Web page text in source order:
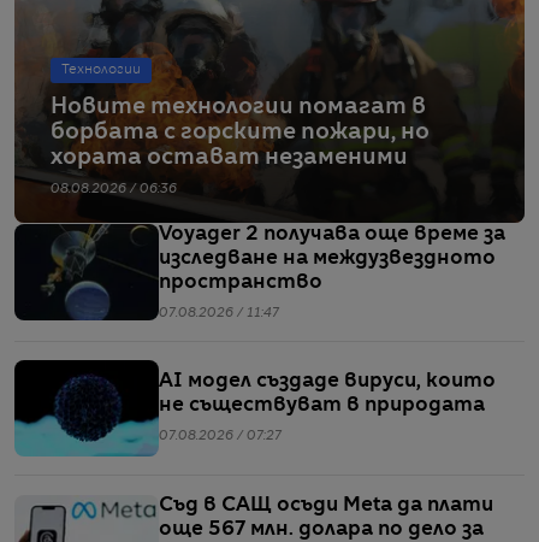
Технологии
Новите технологии помагат в
борбата с горските пожари, но
хората остават незаменими
08.08.2026 / 06:36
Voyager 2 получава още време за
изследване на междузвездното
пространство
07.08.2026 / 11:47
AI модел създаде вируси, които
не съществуват в природата
07.08.2026 / 07:27
Съд в САЩ осъди Meta да плати
още 567 млн. долара по дело за